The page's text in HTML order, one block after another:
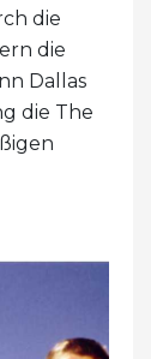
die
die
Dallas
die The